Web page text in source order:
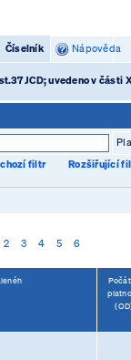
Číselník Nápověda
JCD; uvedeno v části
filtr Rozšiřující
2 3 4 5 6
...